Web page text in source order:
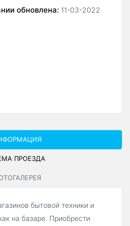
обновлена: 11-03-2022
ПРОЕЗДА
бытовой техники и
на базаре. Приобрести